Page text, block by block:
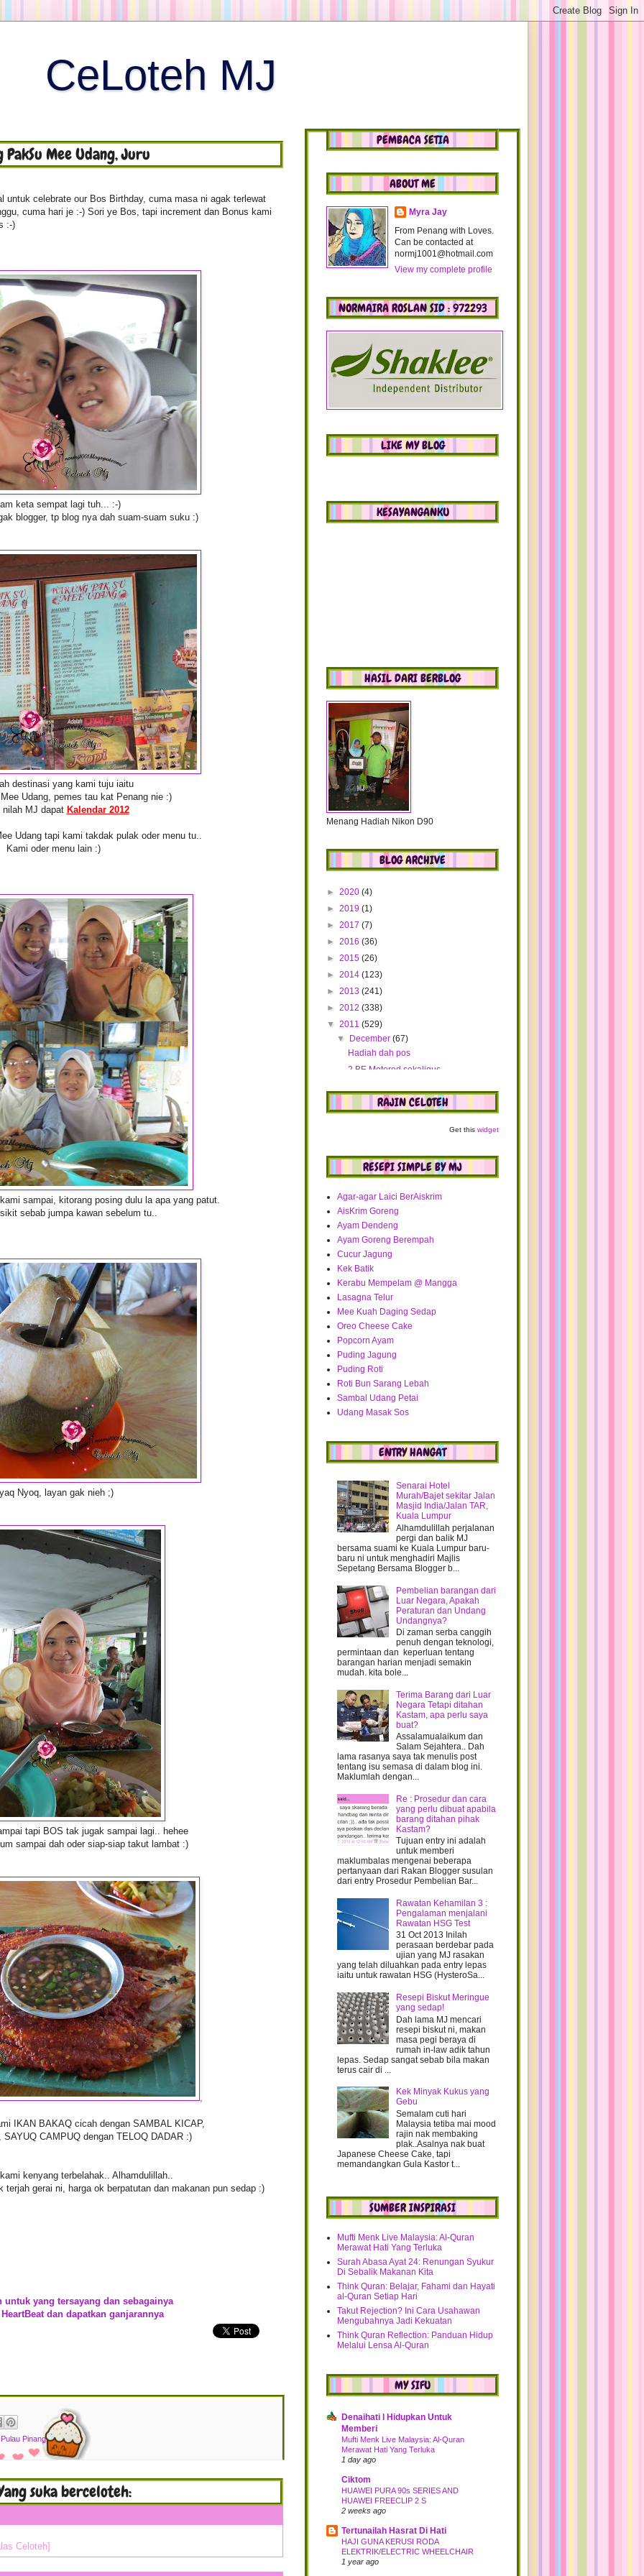
CeLoteh MJ
PakSu Mee Udang, Juru
untuk celebrate our Bos Birthday, cuma masa ni agak terlewat
cuma hari je :-) Sori ye Bos, tapi increment dan Bonus kami
:-)
keta sempat lagi tuh... :-)
blogger, tp blog nya dah suam-suam suku :)
destinasi yang kami tuju iaitu
Udang, pemes tau kat Penang nie :)
nilah MJ dapat Kalendar 2012
Udang tapi kami takdak pulak oder menu tu..
Kami oder menu lain :)
sampai, kitorang posing dulu la apa yang patut.
sebab jumpa kawan sebelum tu..
Nyoq, layan gak nieh ;)
tapi BOS tak jugak sampai lagi.. hehee
sampai dah oder siap-siap takut lambat :)
IKAN BAKAQ cicah dengan SAMBAL KICAP,
SAYUQ CAMPUQ dengan TELOQ DADAR :)
kenyang terbelahak.. Alhamdulillah..
terjah gerai ni, harga ok berpatutan dan makanan pun sedap :)
untuk yang tersayang dan sebagainya
dan dapatkan ganjarannya
Pulau Pinang
suka berceloteh:
Celoteh]
PEMBACA SETIA
ABOUT ME
Myra Jay
From Penang with Loves.
Can be contacted at
normj1001@hotmail.com
View my complete profile
NORMAIRA ROSLAN SID : 972293
LIKE MY BLOG
KESAYANGANKU
HASIL DARI BERBLOG
Menang Hadiah Nikon D90
BLOG ARCHIVE
► 2020 (4)
► 2019 (1)
► 2017 (7)
► 2016 (36)
► 2015 (26)
► 2014 (123)
► 2013 (241)
► 2012 (338)
▼ 2011 (529)
▼
December(67)
Hadiah dah pos
2 BE Metered sekaligus
WW : Pilih Memilih, sedap dipakai
Opsyen SBPA lanjut sehingga 15 Jan,
Opsyen Bersara...
Bahagiakah Tanpa Zuriat - Semanis
Kurma TV9
Homoseksual dimonopoli kaum
SBPA - JPA, CEUPACS akan runding
semula
ke Bintang di ...
Cara mendapatkan kembali ENTRY
yang DELETE
Bergambar di PELAMINan :)
Tolong!! Kalau terdelete entry boleh
dikembalikan ...
ILMU untuk diKONGSI
Selamat Bertunang kepada Adik Ipar
Ku
Burger King Promotions | RM 1 Burger
Misi Bakal dilaksanakan | Part 2
Pengagihan Pendapatan DIVIDEN
Ke Kelantan dengan Misi | Part 1
Lagu dan Lirik OST Tentang Dhia
M'c Flurry Oreo
Pengantin 'Lama'
Jom sarapan dgn Hot Coklat
Dialog yg membolehkan kita
Bakal ke Pantai Timur..
Filem OMBAK RINDU cecah 10j,
Wowwww!!
PTPTN menawarkan kos pentadbiran
1% dgn SYARAT
Kereta MyVi yang DiubahSuai..
Gambaran Saiz Nabi Adam a.s
Survey mencari Kereta
Kenduri Kawen dan Motosikal Antik
Referer tertinggi ke blog MJ
Gila Internet Sale from DiGi
Pemenang bagi Contest Top Komen
Menikmati Prosperity Burger
Baru tau Cara mendapatkan LIKE di
Facebook :-)
Header Sementara
CaNoN EOS 1100D- Gadjet Impianku
Cantiknya Kad Kahwin Chef Riz & Ana
Dahlia
Lirik Lagu dan Video OST Ombak
SunSet from Penang Bridge
Baru dapat nonton OMBAK RINDU :)
Nak booking Air Asia p Sabah tapi....
5 biji RM 20 ringgit
Kenapa dengan blog NI? Tolong!!
Rembat masa WAREhouse Sales
PENSONIC
WW : Dengan hanya DUDUK,
PEMBUNUH senyap
WW : Alamak!! Jangan Terliur OK
Canon SX150 IS review by Mr Jay
Percutian Ke LANGkawi dibatalkan.. ;(
Pemenang bagi GA Like N Win
Warung PakSu Mee Udang, Juru
Bestnya nak pergi BerCUTI
Pemenang
PENSONIC Warehouse Sales
Ke kenduri Masuk Rumah Baru
Permohonan Kemasukan PPJJ USM
Dapat Kalendar utk Tahun 2012
Sudahkah anda Mendaftar sbg
PEMILIH?
Kenangan bersama Puzzle
Melawat rumah pengantin
(42)
►September(37)
►August(46)
►July(32)
►June(56)
►May(40)
►April(37)
► March(59)
►February
►January(51)
2010(268)
RAJIN CELOTEH
Get this widget
RESEPI SIMPLE BY MJ
Agar-agar Laici BerAiskrim
AisKrim Goreng
Ayam Dendeng
Ayam Goreng Berempah
Cucur Jagung
Kek Batik
Kerabu Mempelam @ Mangga
Lasagna Telur
Mee Kuah Daging Sedap
Oreo Cheese Cake
Popcorn Ayam
Puding Jagung
Puding Roti
Roti Bun Sarang Lebah
Sambal Udang Petai
Udang Masak Sos
ENTRY HANGAT
Senarai Hotel
Murah/Bajet sekitar Jalan
Masjid India/Jalan TAR,
Kuala Lumpur
Alhamdulillah perjalanan
pergi dan balik MJ
bersama suami ke Kuala Lumpur baru-
baru ni untuk menghadiri Majlis
Sepetang Bersama Blogger b...
Pembelian barangan dari
Luar Negara, Apakah
Peraturan dan Undang
Undangnya?
Di zaman serba canggih
penuh dengan teknologi,
permintaan dan keperluan tentang
barangan harian menjadi semakin
mudah. kita bole...
Terima Barang dari Luar
Negara Tetapi ditahan
Kastam, apa perlu saya
buat?
Assalamualaikum dan
Salam Sejahtera.. Dah
lama rasanya saya tak menulis post
tentang isu semasa di dalam blog ini.
Maklumlah dengan...
Re : Prosedur dan cara
yang perlu dibuat apabila
barang ditahan pihak
Kastam?
Tujuan entry ini adalah
untuk memberi
maklumbalas mengenai beberapa
pertanyaan dari Rakan Blogger susulan
dari entry Prosedur Pembelian Bar...
Rawatan Kehamilan 3 :
Pengalaman menjalani
Rawatan HSG Test
31 Oct 2013 Inilah
perasaan berdebar pada
ujian yang MJ rasakan
yang telah diluahkan pada entry lepas
iaitu untuk rawatan HSG (HysteroSa...
Resepi Biskut Meringue
yang sedap!
Dah lama MJ mencari
resepi biskut ni, makan
masa pegi beraya di
rumah in-law adik tahun
lepas. Sedap sangat sebab bila makan
terus cair di ...
Kek Minyak Kukus yang
Gebu
Semalam cuti hari
Malaysia tetiba mai mood
rajin nak membaking
plak..Asalnya nak buat
Japanese Cheese Cake, tapi
memandangkan Gula Kastor t...
SUMBER INSPIRASI
Mufti Menk Live Malaysia: Al-Quran
Merawat Hati Yang Terluka
Surah Abasa Ayat 24: Renungan Syukur
Di Sebalik Makanan Kita
Think Quran: Belajar, Fahami dan Hayati
al-Quran Setiap Hari
Takut Rejection? Ini Cara Usahawan
Mengubahnya Jadi Kekuatan
Think Quran Reflection: Panduan Hidup
Melalui Lensa Al-Quran
MY SIFU
Denaihati l Hidupkan Untuk
Memberi
Mufti Menk Live Malaysia: Al-Quran
Merawat Hati Yang Terluka
1 day ago
Ciktom
HUAWEI PURA 90s SERIES AND
HUAWEI FREECLIP 2 S
2 weeks ago
Tertunailah Hasrat Di Hati
HAJI GUNA KERUSI RODA
ELEKTRIK/ELECTRIC WHEELCHAIR
1 year ago